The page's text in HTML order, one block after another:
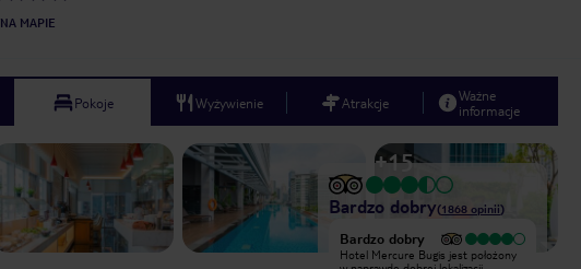
MAPIE
Pokoje Wyżywienie Atrakcje
Ważne
informacje
Next slide
1/21
+15
Bardzo dobry(1868 opinii)
Hotel w którym trwa jeszcze
Bardzo dobry
Hotel Mercure Bugis jest położony